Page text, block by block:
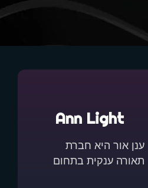
Ann Light
ענן אור היא חברת
תאורה ענקית בתחום